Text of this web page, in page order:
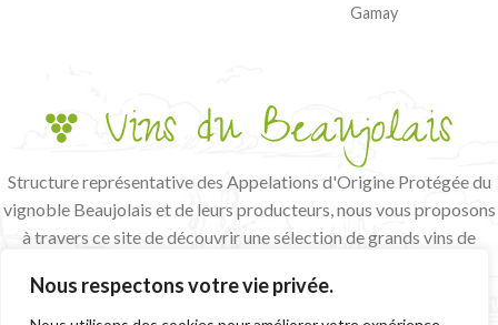
Nous respectons votre vie privée.
Gamay
Structure représentative des Appelations d'Origine Protégée du
vignoble Beaujolais et de leurs producteurs, nous vous proposons
à travers ce site de découvrir une sélection de grands vins de
L'abus d'alcool est dangereux pour la santé, à consommer avec
modération